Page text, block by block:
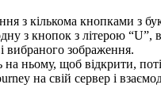
з кількома кнопками з
з кнопок з літерою “U”,
вибраного зображення.
ньому, щоб відкрити,
на свій сервер і